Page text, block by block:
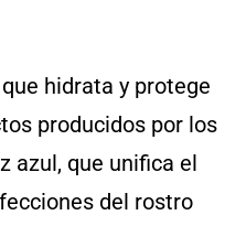
hidrata y protege
producidos por los
azul, que unifica el
del rostro